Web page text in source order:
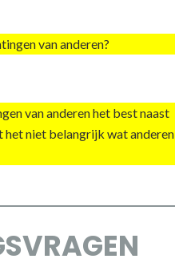
van anderen?
van anderen het best naast
het niet belangrijk wat anderen